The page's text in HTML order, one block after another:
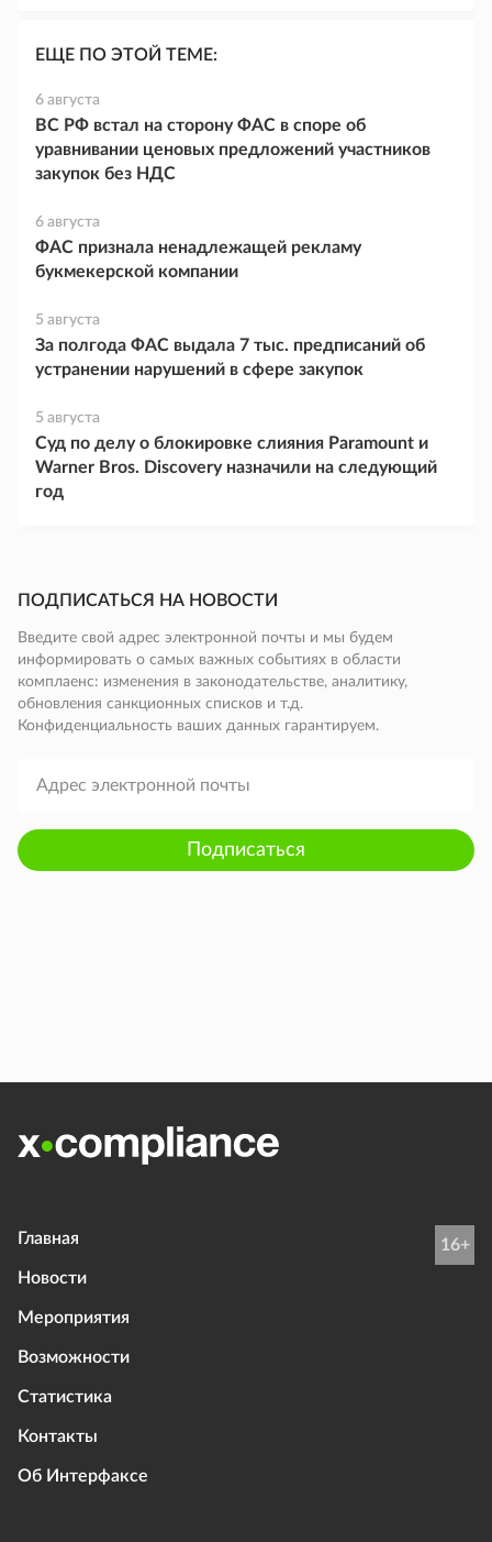
ЕЩЕ ПО ЭТОЙ ТЕМЕ:
6 августа
ВС РФ встал на сторону ФАС в споре об
уравнивании ценовых предложений участников
закупок без НДС
6 августа
ФАС признала ненадлежащей рекламу
букмекерской компании
5 августа
За полгода ФАС выдала 7 тыс. предписаний об
устранении нарушений в сфере закупок
5 августа
Суд по делу о блокировке слияния Paramount и
Warner Bros. Discovery назначили на следующий
год
ПОДПИСАТЬСЯ НА НОВОСТИ
Введите свой адрес электронной почты и мы будем
информировать о самых важных событиях в области
комплаенс: изменения в законодательстве, аналитику,
обновления санкционных списков и т.д.
Конфиденциальность ваших данных гарантируем.
Подписаться
Главная
Новости
Мероприятия
Возможности
Статистика
Контакты
Об Интерфаксе
16+